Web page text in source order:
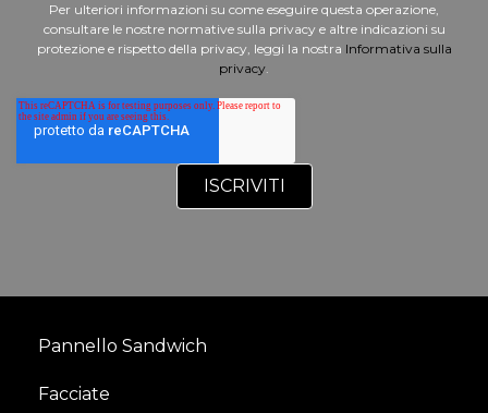
Per ulteriori informazioni su come eseguire questa operazione,
consultare le nostre normative sulla privacy e altre indicazioni su
protezione e rispetto della privacy, leggi la nostra Informativa sulla
privacy.
Pannello Sandwich
Facciate